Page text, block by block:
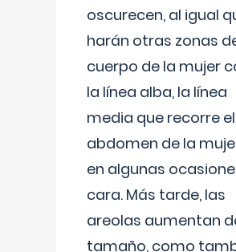
oscurecen, al igual
harán otras zonas
cuerpo de la mujer
la línea alba, la línea
media que recorre el
abdomen de la
en algunas
cara. Más tarde, las
areolas aumentan
tamaño, como